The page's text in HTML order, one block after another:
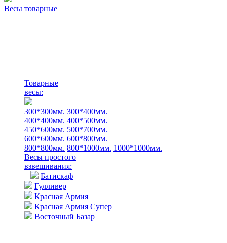
Весы товарные
Товарные
весы:
300*300мм. 300*400мм.
400*400мм. 400*500мм.
450*600мм. 500*700мм.
600*600мм. 600*800мм.
800*800мм. 800*1000мм. 1000*1000мм.
Весы простого
взвешивания:
Батискаф
Гулливер
Красная Армия
Красная Армия Супер
Восточный Базар